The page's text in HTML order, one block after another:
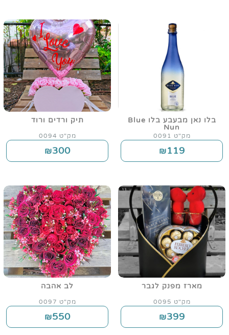
בלו נאן מבעבע בלו Blue
Nun
מק"ט 0091
₪119
תיק ורדים ורוד
מק"ט 0094
₪300
מארז מפנק לגבר
מק"ט 0095
₪399
לב אהבה
מק"ט 0097
₪550